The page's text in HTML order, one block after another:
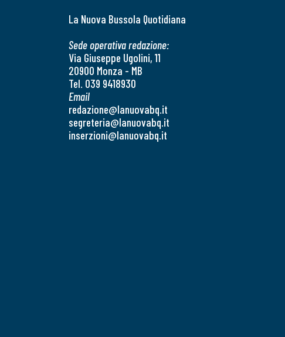
La Nuova Bussola Quotidiana
Sede operativa redazione:
Via Giuseppe Ugolini, 11
20900 Monza - MB
Tel. 039 9418930
Email
redazione@lanuovabq.it
segreteria@lanuovabq.it
inserzioni@lanuovabq.it